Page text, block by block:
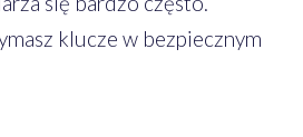
klucze w bezpiecznym